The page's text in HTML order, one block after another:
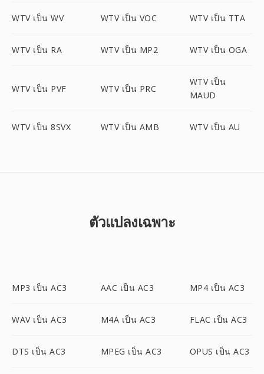
WTV เป็น WV WTV เป็น VOC WTV เป็น TTA
WTV เป็น RA WTV เป็น MP2 WTV เป็น OGA
WTV เป็น PVF WTV เป็น PRC
WTV เป็น
MAUD
WTV เป็น 8SVX WTV เป็น AMB WTV เป็น AU
ตัวแปลงเฉพาะ
MP3 เป็น AC3 AAC เป็น AC3 MP4 เป็น AC3
WAV เป็น AC3 M4A เป็น AC3 FLAC เป็น AC3
DTS เป็น AC3 MPEG เป็น AC3 OPUS เป็น AC3